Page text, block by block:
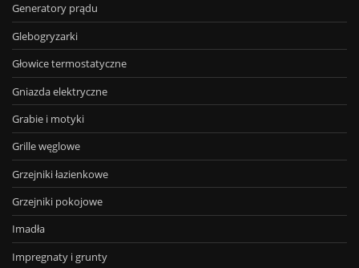
Generatory prądu
Glebogryzarki
Głowice termostatyczne
Gniazda elektryczne
Grabie i motyki
Grille węglowe
Grzejniki łazienkowe
Grzejniki pokojowe
Imadła
Impregnaty i grunty